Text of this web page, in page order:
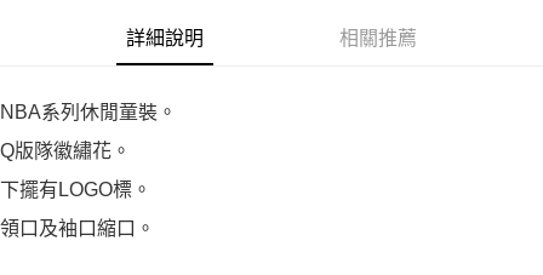
詳細說明 相關推薦
NBA系列休閒童裝。
Q版隊徽繡花。
下擺有LOGO標。
領口及袖口縮口。